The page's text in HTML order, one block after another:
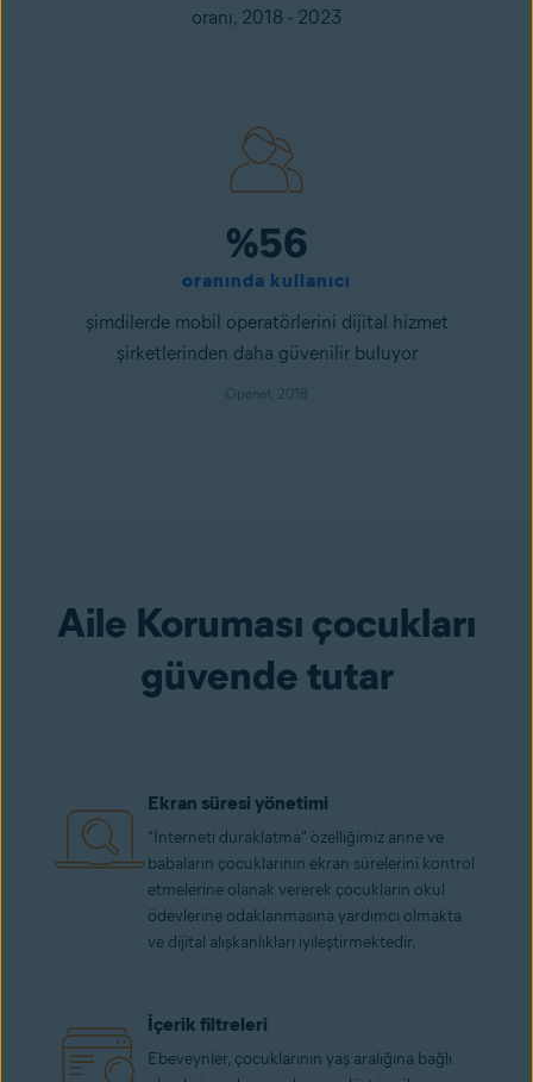
oranı, 2018 - 2023
%56
oranında kullanıcı
şimdilerde mobil operatörlerini dijital hizmet
şirketlerinden daha güvenilir buluyor
Openet, 2018
Aile Koruması çocukları
güvende tutar
Ekran süresi yönetimi
"İnterneti duraklatma" özelliğimiz anne ve
babaların çocuklarının ekran sürelerini kontrol
etmelerine olanak vererek çocukların okul
ödevlerine odaklanmasına yardımcı olmakta
ve dijital alışkanlıkları iyileştirmektedir.
İçerik filtreleri
Ebeveynler, çocuklarının yaş aralığına bağlı